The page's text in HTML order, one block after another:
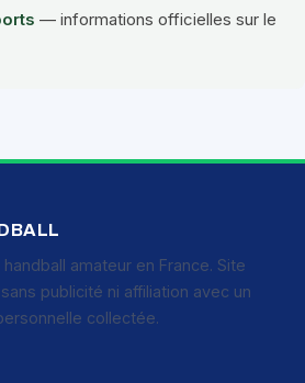
— informations officielles sur le
amateur en France. Site
publicité ni affiliation avec un
collectée.